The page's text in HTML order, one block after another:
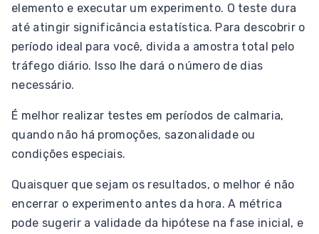
elemento e executar um experimento. O teste dura
até atingir significância estatística. Para descobrir o
período ideal para você, divida a amostra total pelo
tráfego diário. Isso lhe dará o número de dias
necessário.
É melhor realizar testes em períodos de calmaria,
quando não há promoções, sazonalidade ou
condições especiais.
Quaisquer que sejam os resultados, o melhor é não
encerrar o experimento antes da hora. A métrica
pode sugerir a validade da hipótese na fase inicial, e